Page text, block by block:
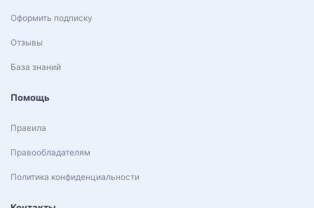
Оформить подписку
Отзывы
База знаний
Помощь
Правила
Правообладателям
Политика конфиденциальности